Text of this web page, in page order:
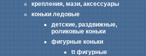
крепления, мази, аксессуары
коньки ледовые
детские, раздвижные,
роликовые коньки
фигурные коньки
tt фигурные